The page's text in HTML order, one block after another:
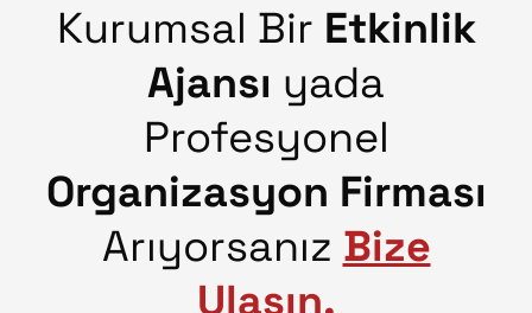
Kurumsal Bir Etkinlik
Ajansı yada
Profesyonel
Organizasyon Firması
Arıyorsanız Bize
Ulaşın.